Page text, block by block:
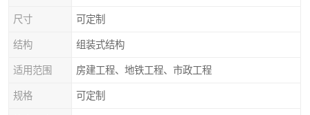
尺寸 可定制
结构 组装式结构
适用范围 房建工程、地铁工程、市政工程
规格 可定制